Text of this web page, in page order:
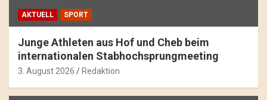
AKTUELL SPORT
Junge Athleten aus Hof und Cheb beim
internationalen Stabhochsprungmeeting
3. August 2026 Redaktion